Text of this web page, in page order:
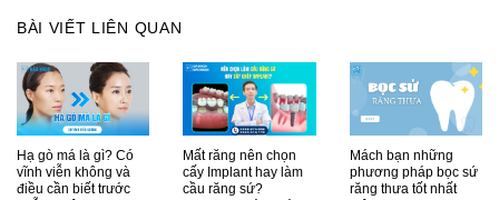
BÀI VIẾT LIÊN QUAN
Hạ gò má là gì? Có
vĩnh viễn không và
điều cần biết trước
Mất răng nên chọn
cấy Implant hay làm
cầu răng sứ?
Mách bạn những
phương pháp bọc sứ
răng thưa tốt nhất